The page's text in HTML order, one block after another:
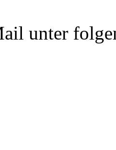
unter